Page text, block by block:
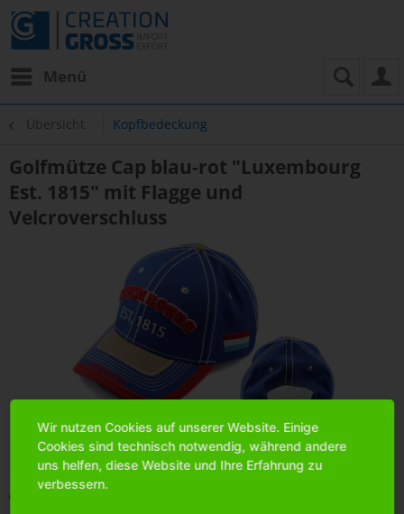
Menü
Übersicht Kopfbedeckung
Golfmütze Cap blau-rot "Luxembourg
Est. 1815" mit Flagge und
Velcroverschluss
Bittemelden Sie sich an, um mehr Informationen über das
Produkt zu erhalten.
Wir nutzen Cookies auf unserer Website. Einige
Cookies sind technisch notwendig, während andere
uns helfen, diese Website und Ihre Erfahrung zu
verbessern.